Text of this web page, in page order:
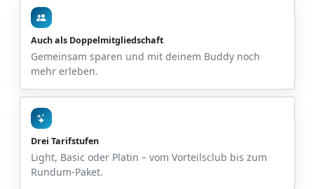
Auch als Doppelmitgliedschaft
Gemeinsam sparen und mit deinem Buddy noch
mehr erleben.
Drei Tarifstufen
Light, Basic oder Platin – vom Vorteilsclub bis zum
Rundum-Paket.